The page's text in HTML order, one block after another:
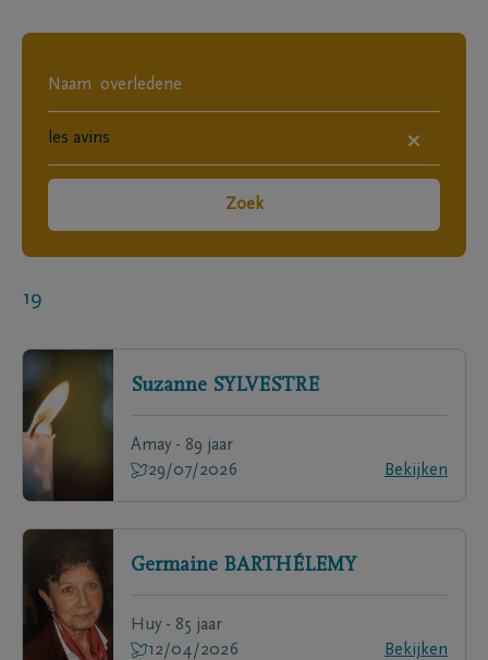
×
Zoek
19
Suzanne SYLVESTRE
Amay - 89 jaar
29/07/2026
Bekijken
Germaine BARTHÉLEMY
Huy - 85 jaar
12/04/2026
Bekijken